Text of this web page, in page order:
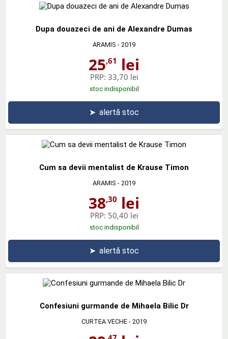
Dupa douazeci de ani de Alexandre Dumas
ARAMIS - 2019
25,61 lei
PRP: 33,70 lei
stoc indisponibil
➤ alertă stoc
Cum sa devii mentalist de Krause Timon
ARAMIS - 2019
38,30 lei
PRP: 50,40 lei
stoc indisponibil
➤ alertă stoc
Confesiuni gurmande de Mihaela Bilic Dr
CURTEA VECHE - 2019